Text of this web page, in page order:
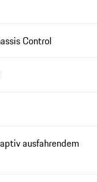
Control
ausfahrendem